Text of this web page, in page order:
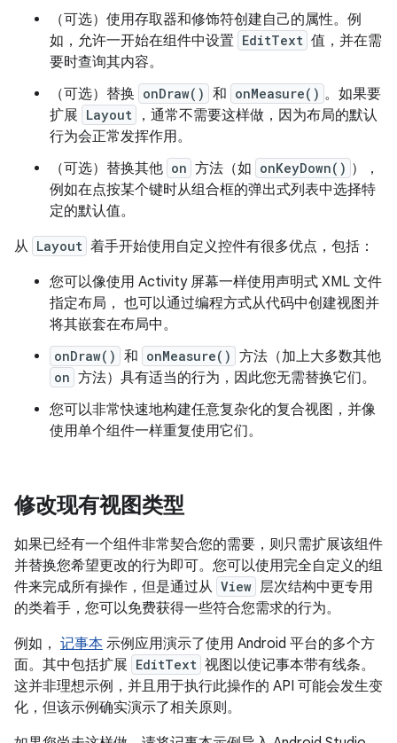
（可选）使用存取器和修饰符创建自己的属性。例
如，允许一开始在组件中设置 EditText 值，并在需
要时查询其内容。
（可选）替换 onDraw() 和 onMeasure() 。如果要
扩展 Layout
，通常不需要这样做，因为布局的默认
行为会正常发挥作用。
（可选）替换其他 on 方法（如 onKeyDown() ），
例如在点按某个键时从组合框的弹出式列表中选择特
定的默认值。
从 Layout 着手开始使用自定义控件有很多优点，包括：
您可以像使用 Activity 屏幕一样使用声明式 XML 文件
指定布局， 也可以通过编程方式从代码中创建视图并
将其嵌套在布局中。
onDraw() 和 onMeasure() 方法（加上大多数其他
on 方法）具有适当的行为，因此您无需替换它们。
您可以非常快速地构建任意复杂化的复合视图，并像
使用单个组件一样重复使用它们。
修改现有视图类型
如果已经有一个组件非常契合您的需要，则只需扩展该组件
并替换您希望更改的行为即可。您可以使用完全自定义的组
件来完成所有操作，但是通过从 View 层次结构中更专用
的类着手，您可以免费获得一些符合您需求的行为。
例如， 记事本 示例应用演示了使用 Android 平台的多个方
面。其中包括扩展 EditText 视图以使记事本带有线条。
这并非理想示例，并且用于执行此操作的 API 可能会发生变
化，但该示例确实演示了相关原则。